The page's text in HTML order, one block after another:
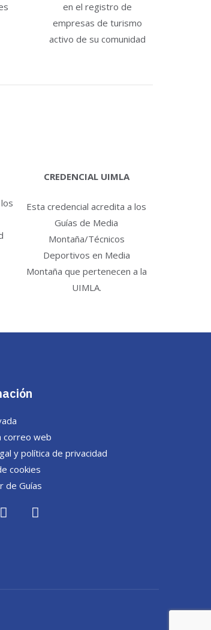
en el registro de
empresas de turismo
activo de su comunidad
CREDENCIAL UIMLA
Esta credencial acredita a los
Guías de Media
Montaña/Técnicos
Deportivos en Media
Montaña que pertenecen a la
UIMLA.
correo web
y política de privacidad
cookies
de Guías